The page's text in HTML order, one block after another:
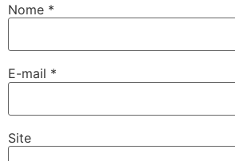
Nome *
E-mail *
Site